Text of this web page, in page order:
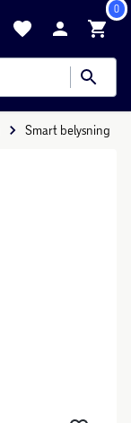
0
Smart belysning